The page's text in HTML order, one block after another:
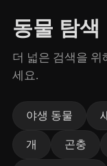
동물 탐색
더 넓은 검색을 위
세요.
야생 동물
개 곤충